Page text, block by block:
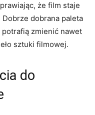
że film staje
dobrana paleta
zmienić nawet
sztuki filmowej.
do